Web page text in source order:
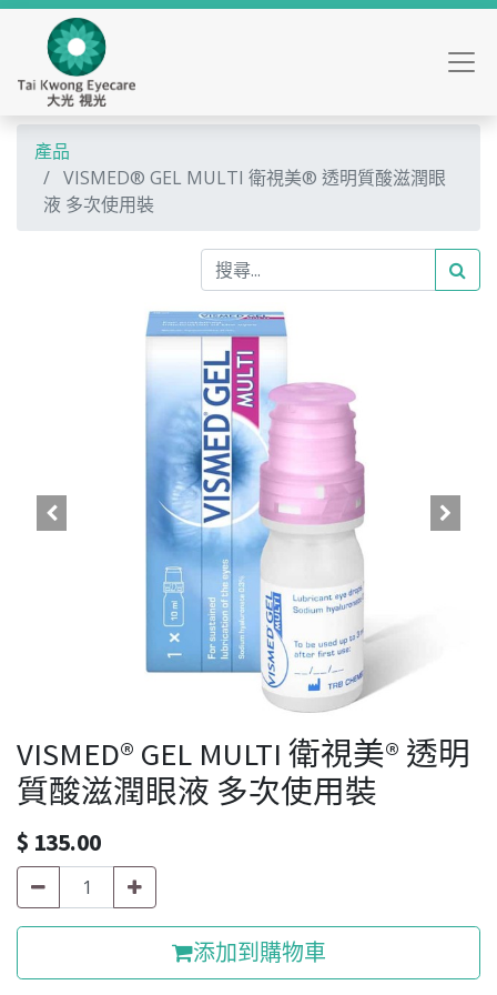
產品
VISMED® GEL MULTI 衛視美® 透明質酸滋潤眼
液 多次使用裝
VISMED® GEL MULTI 衛視美® 透明
質酸滋潤眼液 多次使用裝
$ 135.00
添加到購物車